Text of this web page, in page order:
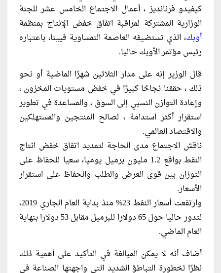
كيفيدو فرنانديز ، أعمال الاجتماع الخامس عشر للجنة
الوزارية المشتركة لمراقبة اتفاق خفض الإنتاج بمنظمة
أوبك، الذي تستضيفه العاصمة النمساوية فيينا، باعتباره
رئيس مؤتمر الأوبك حاليا.
قال الوزير إنه على مدار الثلاثين شهرًا الماضية أو نحو
ذلك ، حققنا نجاحًا كبيرًا في خفض مستويات المخزون ،
وإعادة التوازن النسبي إلى السوق ، والمساعدة في تطوير
استقرار أكثر استدامة ، لصالح المنتجين والمستهلكين
والاقتصاد العالمي.
ناقش الاجتماع مدى الحاجة لتمديد اتفاق خفض انتاج
النفط بواقع 1.2 مليون برميل يوميا، سعيا للحفاظ على
التوزان بين قوى العرض والطلب والحفاظ على استقرار
الأسعار.
وارتفعت أسعار النفط 23% منذ بداية العام الجاري 2019،
لتدور حاليا حول 65 دولارا للبرميل مقابل 53 دولارا بنهاية
العام الماضي.
أضاف أنه لا يمكن المبالغة في التأكيد على أهمية ذلك
نظرًا لخطورة التباطؤ الشديد التي واجهتها الصناعة في